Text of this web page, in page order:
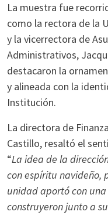
La muestra fue
como la rectora de la
y la vicerrectora de
Administrativos,
destacaron la
y alineada con la
Institución.
La directora de
Castillo, resaltó el
“La idea de la
con espíritu navideño,
unidad aportó con
construyeron junto a